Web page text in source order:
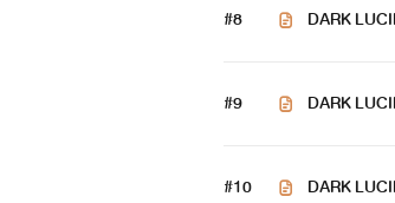
#8 DARK
#9 DARK
#10 DARK